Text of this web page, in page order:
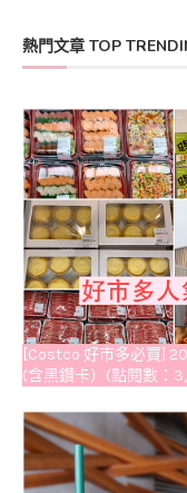
熱門文章 TOP
[Costco 好市多必買]
(含黑鑽卡）(點閱數：